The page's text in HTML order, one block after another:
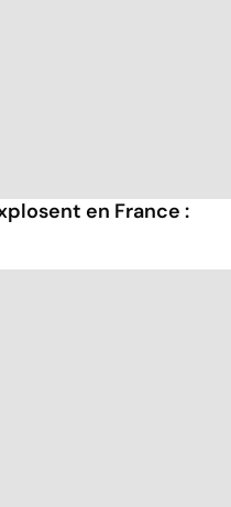
en France :